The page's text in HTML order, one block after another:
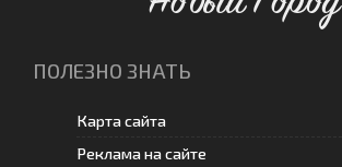
ПОЛЕЗНО ЗНАТЬ
Карта сайта
Реклама на сайте